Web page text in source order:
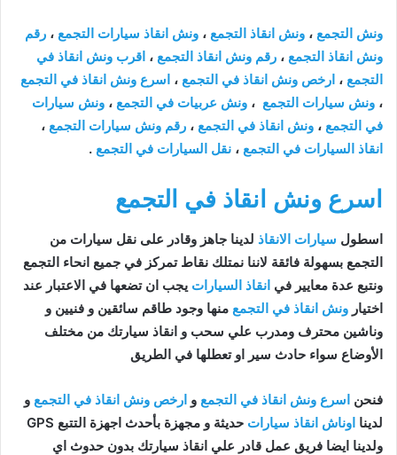
ونش التجمع ، ونش انقاذ التجمع ، ونش انقاذ سيارات التجمع ، رقم
ونش انقاذ التجمع ، رقم ونش انقاذ التجمع ، اقرب ونش انقاذ في
التجمع ، ارخص ونش انقاذ في التجمع ، اسرع ونش انقاذ في التجمع
، ونش سيارات التجمع ، ونش عربيات في التجمع ، ونش سيارات
في التجمع ، ونش انقاذ في التجمع ، رقم ونش سيارات التجمع ،
انقاذ السيارات في التجمع ، نقل السيارات في التجمع .
اسرع ونش انقاذ في التجمع
اسطول سيارات الانقاذ لدينا جاهز وقادر على نقل سيارات من
التجمع بسهولة فائقة لاننا نمتلك نقاط تمركز في جميع انحاء التجمع
ونتبع عدة معايير في انقاذ السيارات يجب ان تضعها في الاعتبار عند
اختيار ونش انقاذ في التجمع منها وجود طاقم سائقين و فنيين و
وناشين محترف ومدرب علي سحب و انقاذ سيارتك من مختلف
الأوضاع سواء حادث سير او تعطلها في الطريق
فنحن اسرع ونش انقاذ في التجمع و ارخص ونش انقاذ في التجمع و
لدينا اوناش انقاذ سيارات
حديثة و مجهزة بأحدث اجهزة التتبع GPS
ولدينا ايضا فريق عمل قادر علي انقاذ سيارتك بدون حدوث اي